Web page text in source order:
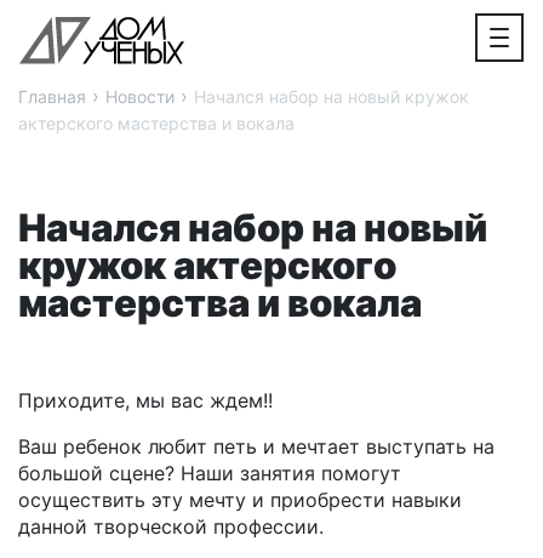
Главная › Новости › Начался набор на новый кружок
актерского мастерства и вокала
Начался набор на новый
кружок актерского
мастерства и вокала
Приходите, мы вас ждем!!
Ваш ребенок любит петь и мечтает выступать на
большой сцене? Наши занятия помогут
осуществить эту мечту и приобрести навыки
данной творческой профессии.